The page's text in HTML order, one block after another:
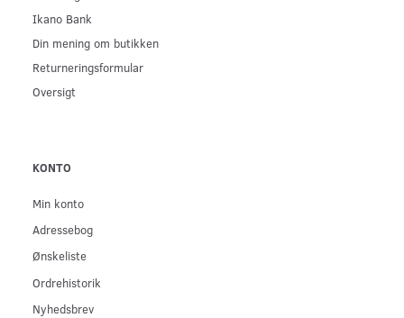
Ikano Bank
Din mening om butikken
Returneringsformular
Oversigt
KONTO
Min konto
Adressebog
Ønskeliste
Ordrehistorik
Nyhedsbrev